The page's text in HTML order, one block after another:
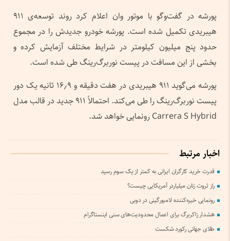
پورشه در گفت‌وگو با موتور وان اعلام کرد روند توسعه‌ی ۹۱۱
هیبریدی تکمیل شده است. پورشه خودرو جدیدش را در مجموع
حدود پنج میلیون کیلومتر در شرایط مختلف آزمایش کرده و
بخشی از این مسافت در پیست نوربرگ‌رینگ طی شده است.
پورشه می‌گوید ۹۱۱ هیبریدی در هفت دقیقه و ۱۶٫۹ ثانیه یک دور
پیست نوربرگ‌رینگ را طی می‌کند. احتمالاً ۹۱۱ جدید در قالب مدل
Carrera S Hybrid رونمایی خواهد شد.
اخبار مرتبط
قدرت خرید کارگران ایرانی به کمتر از یک سوم رسید
راز ثروت زنان میلیاردر آمریکایی چیست؟
رونمایی خیره‌کننده لامبورگینی در دوبی
هشدار زاکربرگ برای اعمال محدودیت‌های سنی اینستاگرام
طلای جهانی رکورد شکست